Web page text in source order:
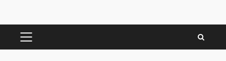
PRIMARY
MENU